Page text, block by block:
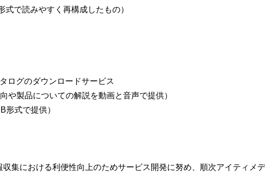
で読みやすく再構成したもの）
ログのダウンロードサービス
や製品についての解説を動画と音声で提供）
形式で提供）
集における利便性向上のためサービス開発に努め、順次アイティメ